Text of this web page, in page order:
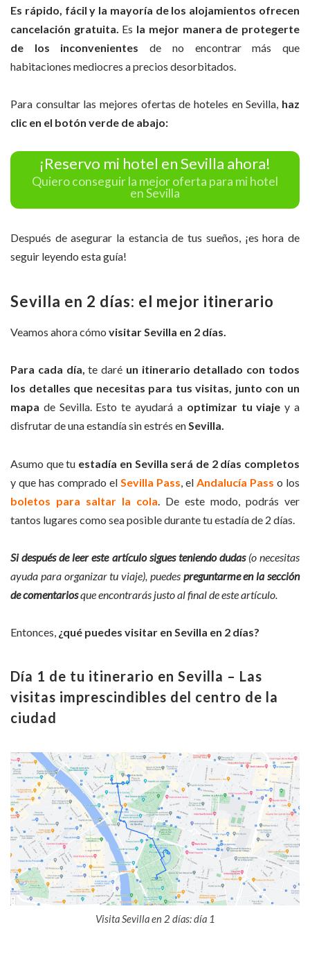
Es rápido, fácil y la mayoría de los alojamientos ofrecen
cancelación gratuita. Es la mejor manera de protegerte
de los inconvenientes de no encontrar más que
habitaciones mediocres a precios desorbitados.
Para consultar las mejores ofertas de hoteles en Sevilla, haz
clic en el botón verde de abajo:
¡Reservo mi hotel en Sevilla ahora!
Quiero conseguir la mejor oferta para mi hotel
en Sevilla
Después de asegurar la estancia de tus sueños, ¡es hora de
seguir leyendo esta guía!
Sevilla en 2 días: el mejor itinerario
Veamos ahora cómo visitar Sevilla en 2 días.
Para cada día, te daré un itinerario detallado con todos
los detalles que necesitas para tus visitas, junto con un
mapa de Sevilla. Esto te ayudará a optimizar tu viaje y a
disfrutar de una estandía sin estrés enSevilla.
Asumo que tu estadía en Sevilla será de 2 días completos
y que has comprado el Sevilla Pass , el Andalucía Pass o los
boletos para saltar la cola . De este modo, podrás ver
tantos lugares como sea posible durante tu estadía de 2 días.
Si después de leer este artículo sigues teniendo dudas(o necesitas
ayuda para organizar tu viaje), puedes preguntarme en la sección
de comentariosque encontrarás justo al final de este artículo.
Entonces, ¿qué puedes visitar en Sevilla en 2 días?
Día 1 de tu itinerario en Sevilla – Las
visitas imprescindibles del centro de la
ciudad
Visita Sevilla en 2 días: día 1